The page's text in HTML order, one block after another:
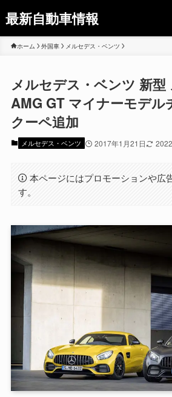
最新自動車情報
ホーム 外国車 メルセデス・ベンツ
メルセデス・ベンツ 新型
AMG GT マイナーモデル
クーペ追加
メルセデス・ベンツ 2017年1月21日
本ページにはプロモーションや広
す。